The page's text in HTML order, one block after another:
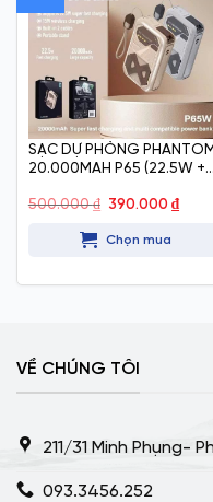
SẠC DỰ PHÒNG PHANTOM
20.000MAH P65 (22.5W +
500.000₫ Giá
500.000 ₫.
390.000 ₫Giá
Chọn mua
VỀ CHÚNG TÔI
211/31 Minh Phụng-
093.3456.252